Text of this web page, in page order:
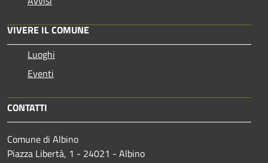
VIVERE IL COMUNE
Luoghi
Eventi
CONTATTI
Comune di Albino
Piazza Libertà, 1 - 24021 - Albino